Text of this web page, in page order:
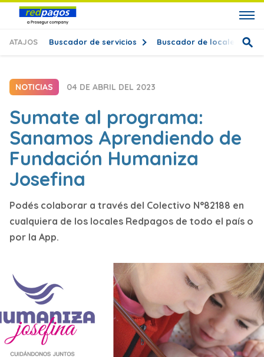
ATAJOS Buscador de servicios Buscador de locales
NOTICIAS 04 DE ABRIL DEL 2023
Sumate al programa:
Sanamos Aprendiendo de
Fundación Humaniza
Josefina
Podés colaborar a través del Colectivo N°82188 en
cualquiera de los locales Redpagos de todo el país o
por la App.